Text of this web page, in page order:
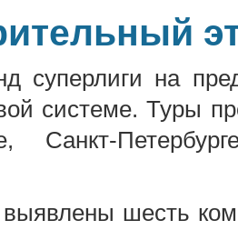
суперлиги на
системе. Туры
Санкт-
шесть